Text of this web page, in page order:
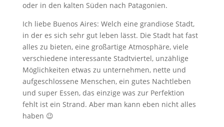
oder in den kalten Süden nach Patagonien.
Ich liebe Buenos Aires: Welch eine grandiose Stadt,
in der es sich sehr gut leben lässt. Die Stadt hat fast
alles zu bieten, eine großartige Atmosphäre, viele
verschiedene interessante Stadtviertel, unzählige
Möglichkeiten etwas zu unternehmen, nette und
aufgeschlossene Menschen, ein gutes Nachtleben
und super Essen, das einzige was zur Perfektion
fehlt ist ein Strand. Aber man kann eben nicht alles
haben 😉